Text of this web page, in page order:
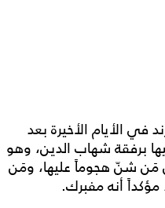
في الأيام الأخيرة بعد
برفقة شهاب الدين، وهو
مَن شنّ هجوماً عليها، ومَن
أنه مفبرك.